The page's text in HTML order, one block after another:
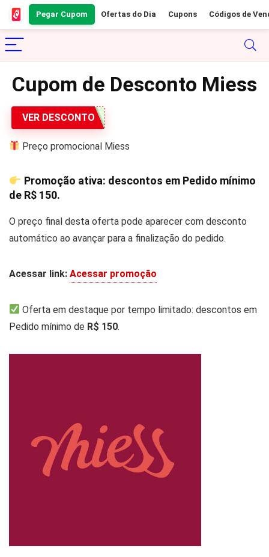
Pegar Cupom Ofertas do Dia Cupons Códigos de
Cupom de Desconto Miess
VER DESCONTO
Preço promocional Miess
Promoção ativa: descontos em Pedido mínimo
de R$ 150.
O preço final desta oferta pode aparecer com desconto
automático ao avançar para a finalização do pedido.
Acessar link: Acessar promoção
Oferta em destaque por tempo limitado: descontos em
Pedido mínimo de R$ 150.